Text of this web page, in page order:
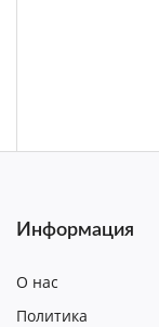
Информация
О нас
Политика